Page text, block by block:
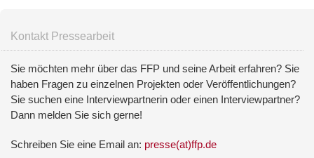
Kontakt Pressearbeit
Sie möchten mehr über das FFP und seine Arbeit erfahren? Sie
haben Fragen zu einzelnen Projekten oder Veröffentlichungen?
Sie suchen eine Interviewpartnerin oder einen Interviewpartner?
Dann melden Sie sich gerne!
Schreiben Sie eine Email an: presse(at)ffp.de